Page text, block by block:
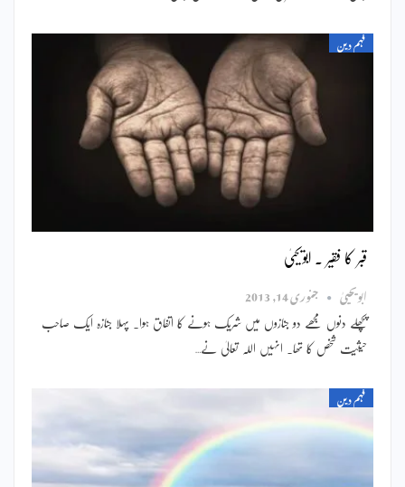
فہم دین
قبر کا فقیر ۔ ابویحییٰ
ابویحییٰ جنوری 14, 2013
پچھلے دنوں مجھے دو جنازوں میں شریک ہونے کا اتفاق ہوا۔ پہلا جنازہ ایک صاحب
حیثیت شخص کا تھا۔ انہیں اللہ تعالیٰ نے…
فہم دین